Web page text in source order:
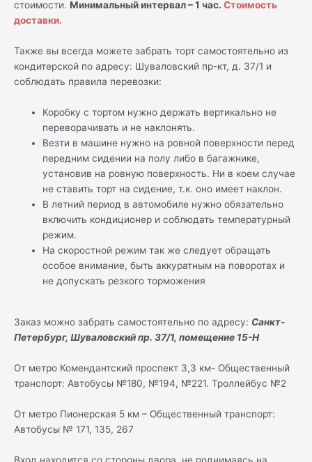
стоимости. Минимальный интервал – 1 час. Стоимость
доставки.
Также вы всегда можете забрать торт самостоятельно из
кондитерской по адресу: Шуваловский пр-кт, д. 37/1 и
соблюдать правила перевозки:
Коробку с тортом нужно держать вертикально не
переворачивать и не наклонять.
Везти в машине нужно на ровной поверхности перед
передним сидении на полу либо в багажнике,
установив на ровную поверхность. Ни в коем случае
не ставить торт на сидение, т.к. оно имеет наклон.
В летний период в автомобиле нужно обязательно
включить кондиционер и соблюдать температурный
режим.
На скоростной режим так же следует обращать
особое внимание, быть аккуратным на поворотах и
не допускать резкого торможения
Заказ можно забрать самостоятельно по адресу: Санкт-
Петербург, Шуваловский пр. 37/1, помещение 15-Н
От метро Комендантский проспект 3,3 км- Общественный
транспорт: Автобусы №180, №194, №221. Троллейбус №2
От метро Пионерская 5 км – Общественный транспорт:
Автобусы № 171, 135, 267
Вход находится со стороны двора, не поднимаясь на